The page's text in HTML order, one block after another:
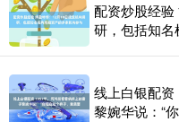
配资炒股经验
研，包括知
线上白银配
黎婉华说：“